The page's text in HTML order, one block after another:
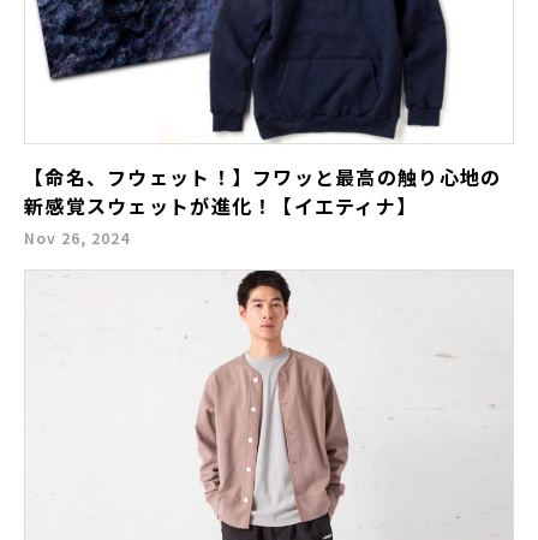
【命名、フウェット！】フワッと最高の触り心地の
新感覚スウェットが進化！【イエティナ】
Nov 26, 2024